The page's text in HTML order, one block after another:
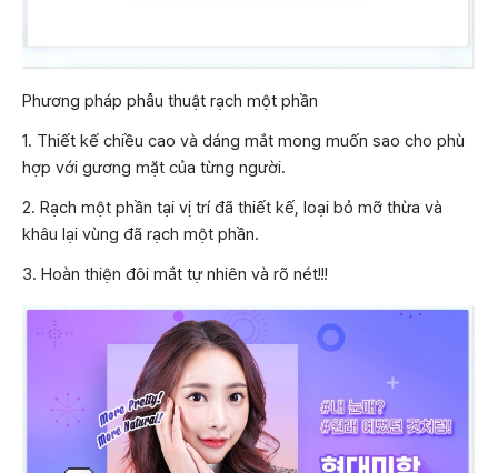
Phương pháp phẫu thuật rạch một phần
1. Thiết kế chiều cao và dáng mắt mong muốn sao cho phù
hợp với gương mặt của từng người.
2. Rạch một phần tại vị trí đã thiết kế, loại bỏ mỡ thừa và
khâu lại vùng đã rạch một phần.
3. Hoàn thiện đôi mắt tự nhiên và rõ nét!!!